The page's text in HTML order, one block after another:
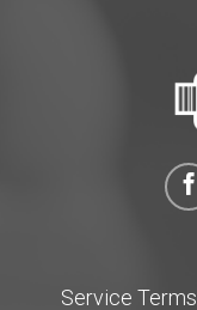
Service Terms